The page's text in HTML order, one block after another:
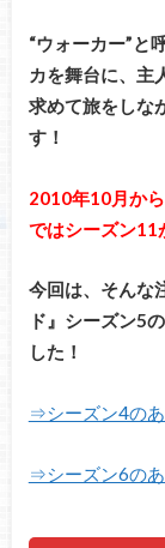
“ウォーカー”と
カを舞台に、主
求めて旅をしな
す！
2010年10月か
ではシーズン11
今回は、そんな
ド』シーズン5
した！
⇒シーズン4のあ
⇒シーズン6のあ